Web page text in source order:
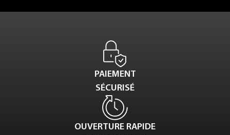
PAIEMENT
SÉCURISÉ
OUVERTURE RAPIDE